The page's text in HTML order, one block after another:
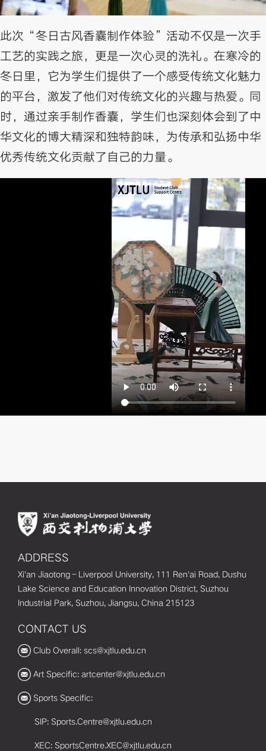
此次“冬日古风香囊制作体验”活动不仅是一次手
工艺的实践之旅，更是一次心灵的洗礼。在寒冷的
冬日里，它为学生们提供了一个感受传统文化魅力
的平台，激发了他们对传统文化的兴趣与热爱。同
时，通过亲手制作香囊，学生们也深刻体会到了中
华文化的博大精深和独特韵味，为传承和弘扬中华
优秀传统文化贡献了自己的力量。
ADDRESS
Xi'an Jiaotong–Liverpool University, 111 Ren'ai Road, Dushu
Lake Science and Education Innovation District, Suzhou
Industrial Park, Suzhou, Jiangsu, China 215123
CONTACT US
Club Overall: scs@xjtlu.edu.cn
Art Specific: artcenter@xjtlu.edu.cn
Sports Specific:
SIP: Sports.Centre@xjtlu.edu.cn
XEC: SportsCentre.XEC@xjtlu.edu.cn